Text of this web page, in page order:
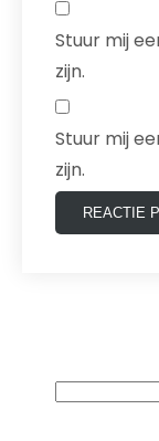
Stuur mij
zijn.
Stuur mij
zijn.